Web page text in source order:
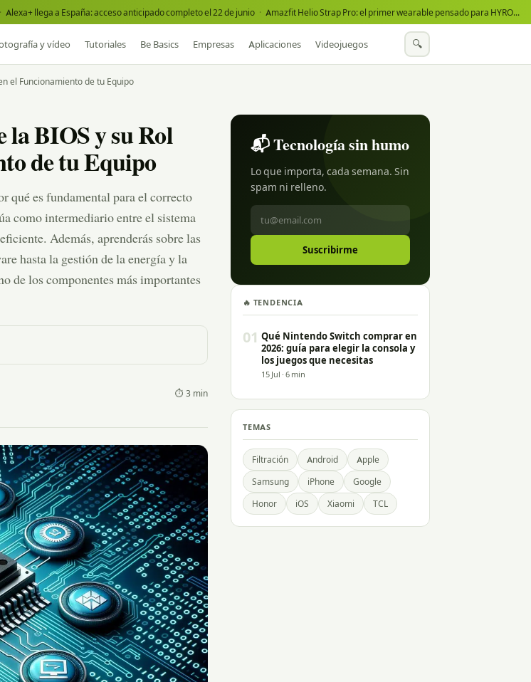
· Alexa+ llega a España: acceso anticipado completo el 22 de junio · Amazfit Helio Strap Pro: el primer wearable pensado para HYROX
y vídeo Tutoriales Be Basics Empresas Aplicaciones Videojuegos 🔍
el Funcionamiento de tu Equipo
la BIOS y su Rol
de tu Equipo
qué es fundamental para el correcto
como intermediario entre el sistema
Además, aprenderás sobre las
hasta la gestión de la energía y la
de los componentes más importantes
⏱ 3 min
📬 Tecnología sin humo
Lo que importa, cada semana. Sin
spam ni relleno.
Suscribirme
🔥 TENDENCIA
01 Qué Nintendo Switch comprar en
2026: guía para elegir la consola y
los juegos que necesitas
15 Jul · 6 min
TEMAS
Filtración Android Apple
Samsung iPhone Google
Honor iOS Xiaomi TCL